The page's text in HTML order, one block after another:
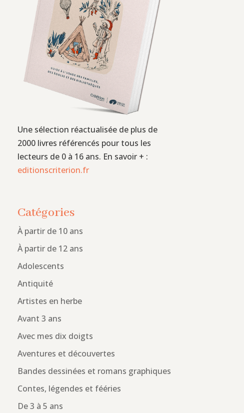
Une sélection réactualisée de plus de
2000 livres référencés pour tous les
lecteurs de 0 à 16 ans. En savoir + :
editionscriterion.fr
Catégories
À partir de 10 ans
À partir de 12 ans
Adolescents
Antiquité
Artistes en herbe
Avant 3 ans
Avec mes dix doigts
Aventures et découvertes
Bandes dessinées et romans graphiques
Contes, légendes et fééries
De 3 à 5 ans